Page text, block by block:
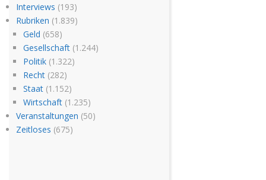
Interviews (193)
Rubriken (1.839)
Geld (658)
Gesellschaft(1.244)
Politik(1.322)
Recht(282)
Staat(1.152)
Wirtschaft(1.235)
Veranstaltungen (50)
Zeitloses (675)